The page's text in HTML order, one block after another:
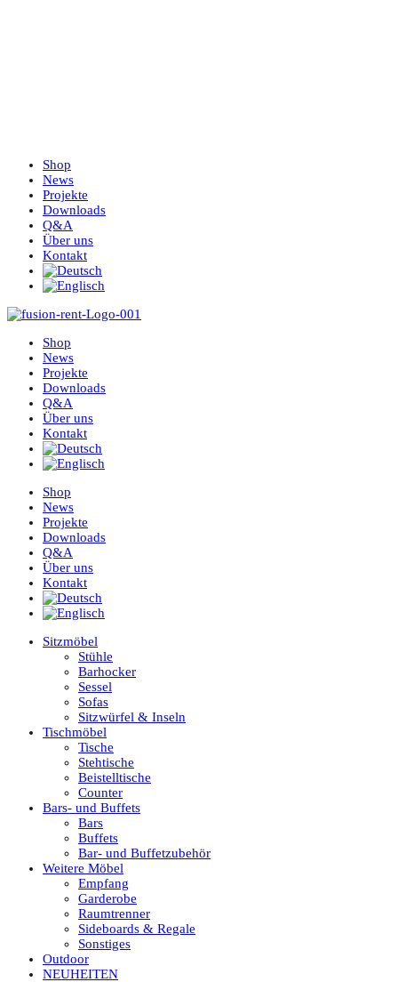
Shop
News
Projekte
Downloads
Q&A
Über uns
Kontakt
Shop
News
Projekte
Downloads
Q&A
Über uns
Kontakt
Shop
News
Projekte
Downloads
Q&A
Über uns
Kontakt
Sitzmöbel
Stühle
Barhocker
Sessel
Sofas
Sitzwürfel & Inseln
Tischmöbel
Tische
Stehtische
Beistelltische
Counter
Bars- und Buffets
Bars
Buffets
Bar- und Buffetzubehör
Weitere Möbel
Empfang
Garderobe
Raumtrenner
Sideboards & Regale
Sonstiges
Outdoor
NEUHEITEN